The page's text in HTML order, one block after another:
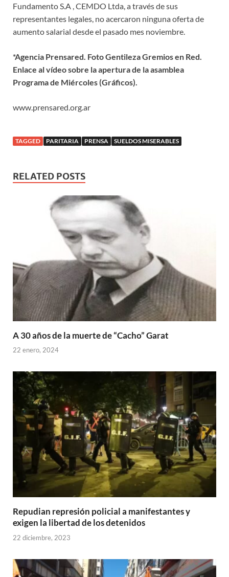
Fundamento S.A , CEMDO Ltda, a través de sus
representantes legales, no acercaron ninguna oferta de
aumento salarial desde el pasado mes noviembre.
*Agencia Prensared. Foto Gentileza Gremios en Red.
Enlace al vídeo sobre la apertura de la asamblea
Programa de Miércoles (Gráficos).
www.prensared.org.ar
TAGGED PARITARIA PRENSA SUELDOS MISERABLES
RELATED POSTS
A 30 años de la muerte de “Cacho” Garat
22 enero, 2024
Repudian represión policial a manifestantes y
exigen la libertad de los detenidos
22 diciembre, 2023